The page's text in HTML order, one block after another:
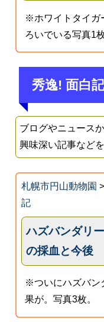
※ホワイトタイガ
ろいでいる写真1枚
秀逸! 面白
ブログやニュース
興味深い記事など
札幌市円山動物園 >
記
ハズバンダリ
の採血と今後
※ついにハズバン
果が。写真3枚。